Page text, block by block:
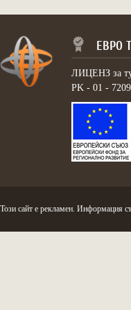
ЕВРО
ЛИЦЕНЗ за
PK - 01 - 7209
Този сайт е рекламен. Информация